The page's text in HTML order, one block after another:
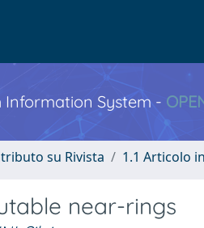
Information System -
su Rivista 1.1 Articolo
near-rings